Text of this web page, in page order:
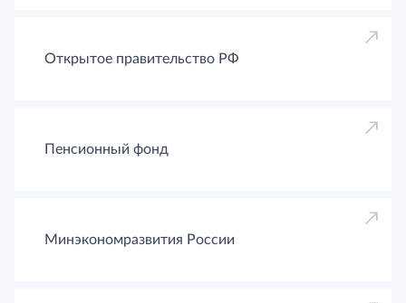
Открытое правительство РФ
Пенсионный фонд
Минэкономразвития России